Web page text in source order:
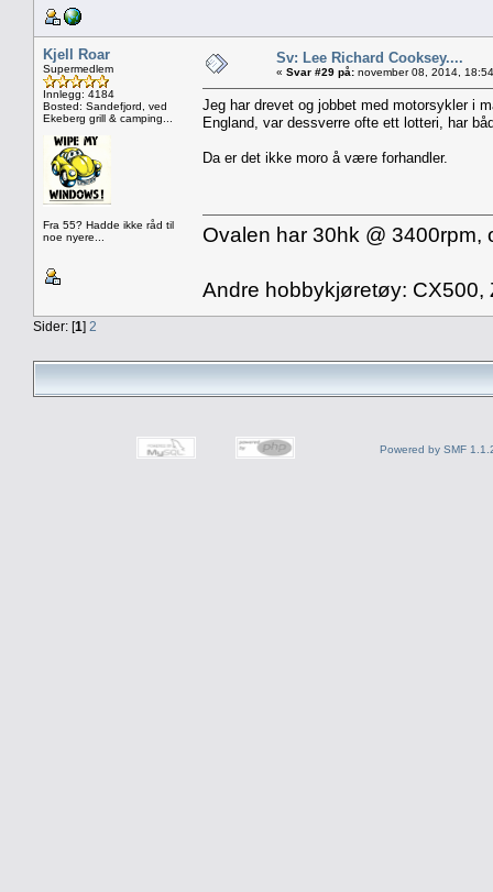
Kjell Roar
Supermedlem
Innlegg: 4184
Bosted: Sandefjord, ved
Ekeberg grill & camping...
Fra 55? Hadde ikke råd til
noe nyere...
Sv: Lee Richard Cooksey....
« Svar #29 på: november 08, 2014,
Jeg har drevet og jobbet med motorsykler i
England, var dessverre ofte ett lotteri, har
Da er det ikke moro å være forhandler.
Ovalen har 30hk @ 3400rpm,
Andre hobbykjøretøy: CX500,
Sider: [1] 2
Powered by SMF